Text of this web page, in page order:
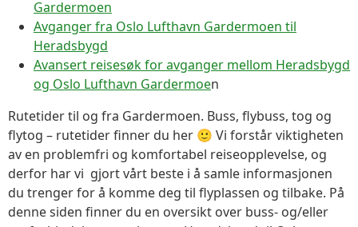
Gardermoen
Avganger fra Oslo Lufthavn Gardermoen til
Heradsbygd
Avansert reisesøk for avganger mellom Heradsbygd
og Oslo Lufthavn Gardermoen
Rutetider til og fra Gardermoen. Buss, flybuss, tog og
flytog – rutetider finner du her 🙂 Vi forstår viktigheten
av en problemfri og komfortabel reiseopplevelse, og
derfor har vi gjort vårt beste i å samle informasjonen
du trenger for å komme deg til flyplassen og tilbake. På
denne siden finner du en oversikt over buss- og/eller